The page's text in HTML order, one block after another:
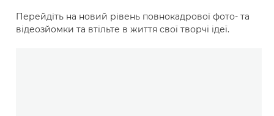
Перейдіть на новий рівень повнокадрової фото- та
відеозйомки та втільте в життя свої творчі ідеї.